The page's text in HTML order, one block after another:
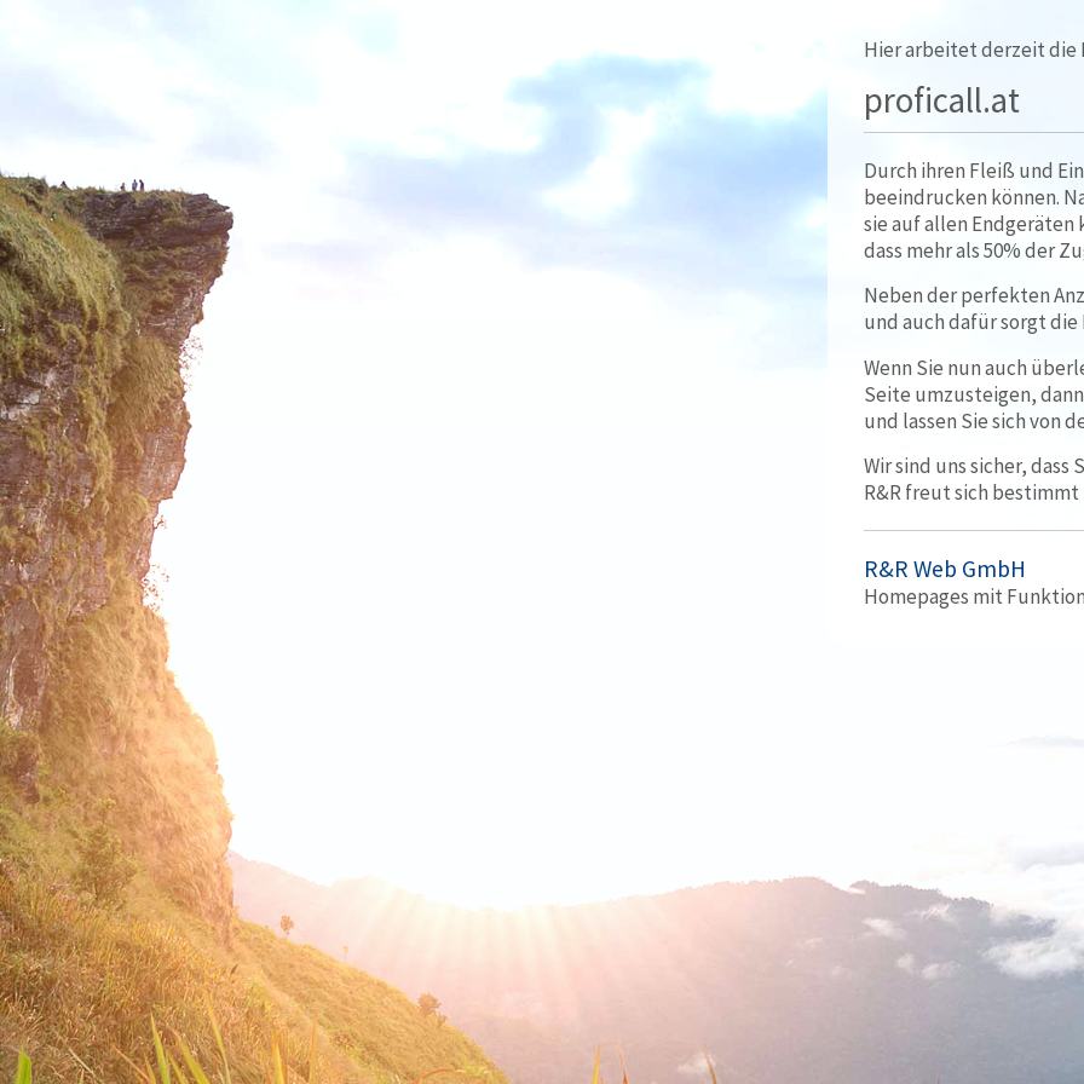
Hier arbeitet derzeit die
proficall.at
Durch ihren Fleiß und
beeindrucken können.
sie auf allen Endgeräten
dass mehr als 50% der
Neben der perfekten
und auch dafür sorgt die
Wenn Sie nun auch
Seite umzusteigen,
und lassen Sie sich von
Wir sind uns sicher,
R&R freut sich
R&R Web GmbH
Homepages mit